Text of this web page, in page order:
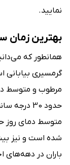
نمایید.
بهترین زمان
همانطور که
گرمسیری
حدود 30
شده است و نیز